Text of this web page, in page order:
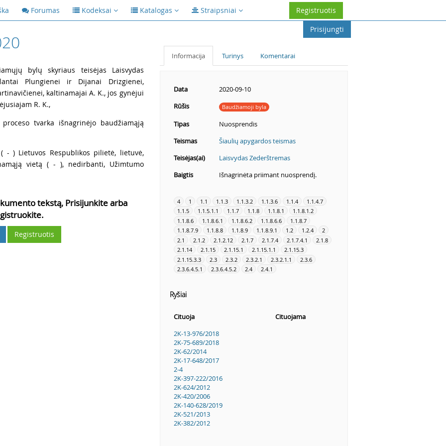
Forumas Kodeksai Katalogas Straipsniai
Registruotis
Prisijungti
bylų skyriaus teisėjas Laisvydas
Plungienei ir Dijanai Drizgienei,
kaltinamajai A. K., jos gynėjui
R. K.,
tvarka išnagrinėjo baudžiamąją
- ) Lietuvos Respublikos pilietė, lietuvė,
vietą ( - ), nedirbanti, Užimtumo
tekstą, Prisijunkite arba
Registruotis
Informacija Turinys Komentarai
Data
2020-09-10
Rūšis
Baudžiamoji byla
Tipas
Nuosprendis
Teismas
Šiaulių apygardos teismas
Teisėjas(ai)
Laisvydas Zederštremas
Baigtis
Išnagrinėta priimant nuosprendį.
4 1 1.1 1.1.3 1.1.3.2 1.1.3.6 1.1.4
1.1.4.7
1.1.5
1.1.5.1.1 1.1.7 1.1.8 1.1.8.1
1.1.8.1.2
1.1.8.6
1.1.8.6.1 1.1.8.6.2 1.1.8.6.6
1.1.8.7
1.1.8.7.9
1.1.8.8 1.1.8.9 1.1.8.9.1 1.2 1.2.4
2
2.1
2.1.2 2.1.2.12 2.1.7 2.1.7.4 2.1.7.4.1
2.1.8
2.1.14
2.1.15 2.1.15.1 2.1.15.1.1
2.1.15.3
2.1.15.3.3
2.3 2.3.2 2.3.2.1 2.3.2.1.1
2.3.6
2.3.6.4.5.1
2.3.6.4.5.2 2.4 2.4.1
Ryšiai
Cituoja
Cituojama
2K-13-976/2018
2K-75-689/2018
2K-62/2014
2K-17-648/2017
2-4
2K-397-222/2016
2K-624/2012
2K-420/2006
2K-140-628/2019
2K-521/2013
2K-382/2012